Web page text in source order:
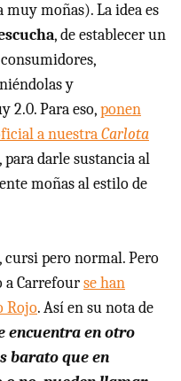
muy moñas). La idea es
, de establecer un
y
2.0. Para eso,ponen
a nuestraCarlota
darle sustancia al
moñas al estilo de
cursi pero normal. Pero
a Carrefourse han
Rojo. Así en su nota de
encuentra en otro
barato que en